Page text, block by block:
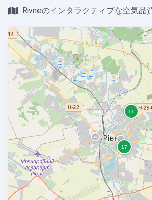
Rivneのインタラクティブな空気品